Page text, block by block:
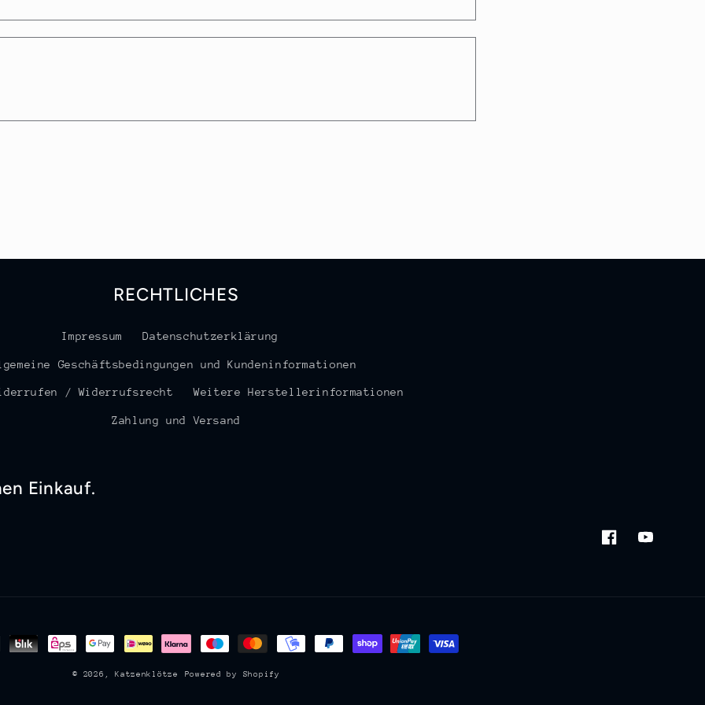
RECHTLICHES
Impressum Datenschutzerklärung
Geschäftsbedingungen und Kundeninformationen
/ Widerrufsrecht Weitere Herstellerinformationen
Zahlung und Versand
Einkauf.
FacebookYouTube
© 2026,Katzenklötze Powered by Shopify